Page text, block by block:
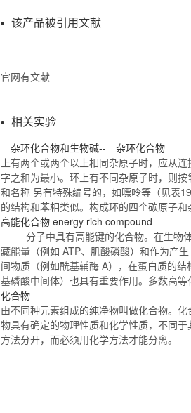
该产品被引用文献
官网有文献
相关实验
杂环化合物和生物碱-- 杂环化合物
上有两个或两个以上相同杂原子时，应从
字之和为最小。环上有不同杂原子时，则
和名称 另有特殊编号的，如嘌呤等（见表
的结构和苯相类似。构成环的四个碳原子和
高能化合物 energy rich compound
分子中具有高能键的化合物。在生物
藏能量（例如 ATP、肌酸磷酸）和作为产
间物质（例如酰基辅酶 A），在蛋白质的
基磷酸中间体）也具有重要作用。多数高等
化合物
由不同种元素组成的纯净物叫做化合物。 化
物具有确定的物理性质和化学性质，不同于
方法分开，而必须用化学方法才能分离。